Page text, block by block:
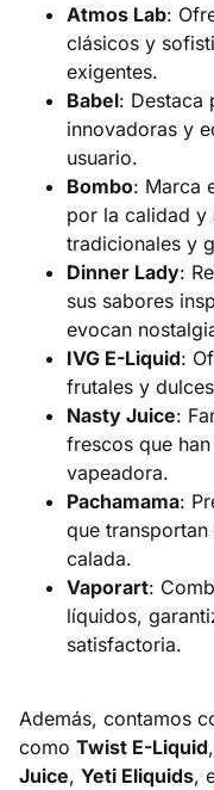
Atmos Lab:
clásicos y
exigentes.​
Babel: Destaca
innovadoras y
usuario.​
Bombo: Marca
por la calidad y
tradicionales y
Dinner Lady:
sus sabores
evocan
IVG E-Liquid:
frutales y
Nasty Juice:
frescos que
vapeadora.​
Pachamama:
que
calada.​
Vaporart:
líquidos,
satisfactoria.​
Además, contamos
como Twist E-Liquid,
Juice, Yeti Eliquids,